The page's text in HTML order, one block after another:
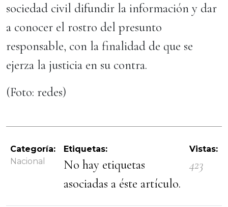
sociedad civil difundir la información y dar
a conocer el rostro del presunto
responsable, con la finalidad de que se
ejerza la justicia en su contra.
(Foto: redes)
Categoría:
Nacional
Etiquetas:
No hay etiquetas
asociadas a éste artículo.
Vistas:
423